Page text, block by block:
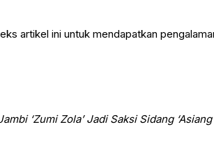
artikel ini untuk mendapatkan
‘Zumi Zola’ Jadi Saksi Sidang